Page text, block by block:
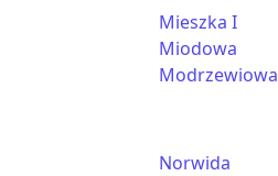
Mieszka I
Miodowa
Modrzewiowa
Norwida